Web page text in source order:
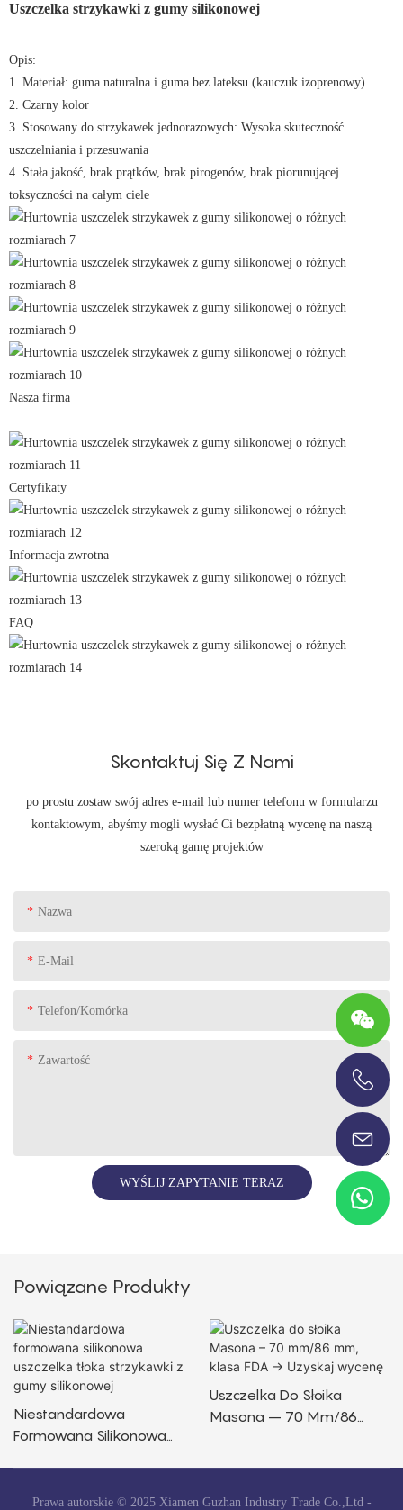
Uszczelka strzykawki z gumy silikonowej
Opis:
1. Materiał: guma naturalna i guma bez lateksu (kauczuk izoprenowy)
2. Czarny kolor
3. Stosowany do strzykawek jednorazowych: Wysoka skuteczność
uszczelniania i przesuwania
4. Stała jakość, brak prątków, brak pirogenów, brak piorunującej
toksyczności na całym ciele
Nasza firma
Certyfikaty
Informacja zwrotna
FAQ
Skontaktuj Się Z Nami
po prostu zostaw swój adres e-mail lub numer telefonu w formularzu
kontaktowym, abyśmy mogli wysłać Ci bezpłatną wycenę na naszą
szeroką gamę projektów
Nazwa
E-Mail
Telefon/komórka
Zawartość
WYŚLIJ ZAPYTANIE TERAZ
Powiązane Produkty
Niestandardowa
Formowana Silikonowa
Silikonowej
Uszczelka Do Słoika
Masona – 70 Mm/86
Prawa autorskie © 2025 Xiamen Guzhan Industry Trade Co.,Ltd -